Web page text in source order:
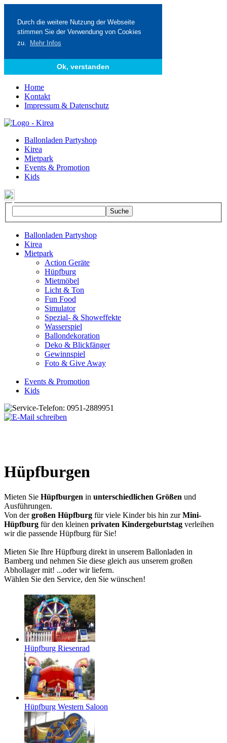
Durch die weitere Nutzung der Webseite
stimmen Sie der Verwendung von Cookies
zu.
Mehr Infos
Ok, verstanden
Home
Kontakt
Impressum & Datenschutz
Ballonladen Partyshop
Kirea
Mietpark
Events & Promotion
Kids
Ballonladen Partyshop
Kirea
Mietpark
Action Geräte
Hüpfburg
Mietmöbel
Licht & Ton
Fun Food
Simulator
Spezial- & Showeffekte
Wasserspiel
Ballondekoration
Deko & Blickfänger
Gewinnspiel
Foto & Give Away
Events & Promotion
Kids
Hüpfburgen
Mieten Sie Hüpfburgen in unterschiedlichen Größen und
Ausführungen.
Von dergroßen Hüpfburg für viele Kinder bis hin zurMini-
Hüpfburg für den kleinen privaten Kindergeburtstag verleihen
wir die passende Hüpfburg für Sie!
Mieten Sie Ihre Hüpfburg direkt in unserem Ballonladen in
Bamberg und nehmen Sie diese gleich aus unserem großen
Abhollager mit! ...oder wir liefern.
Wählen Sie den Service, den Sie wünschen!
Hüpfburg Riesenrad
Hüpfburg Western Saloon